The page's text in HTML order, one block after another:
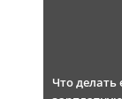
Что делать